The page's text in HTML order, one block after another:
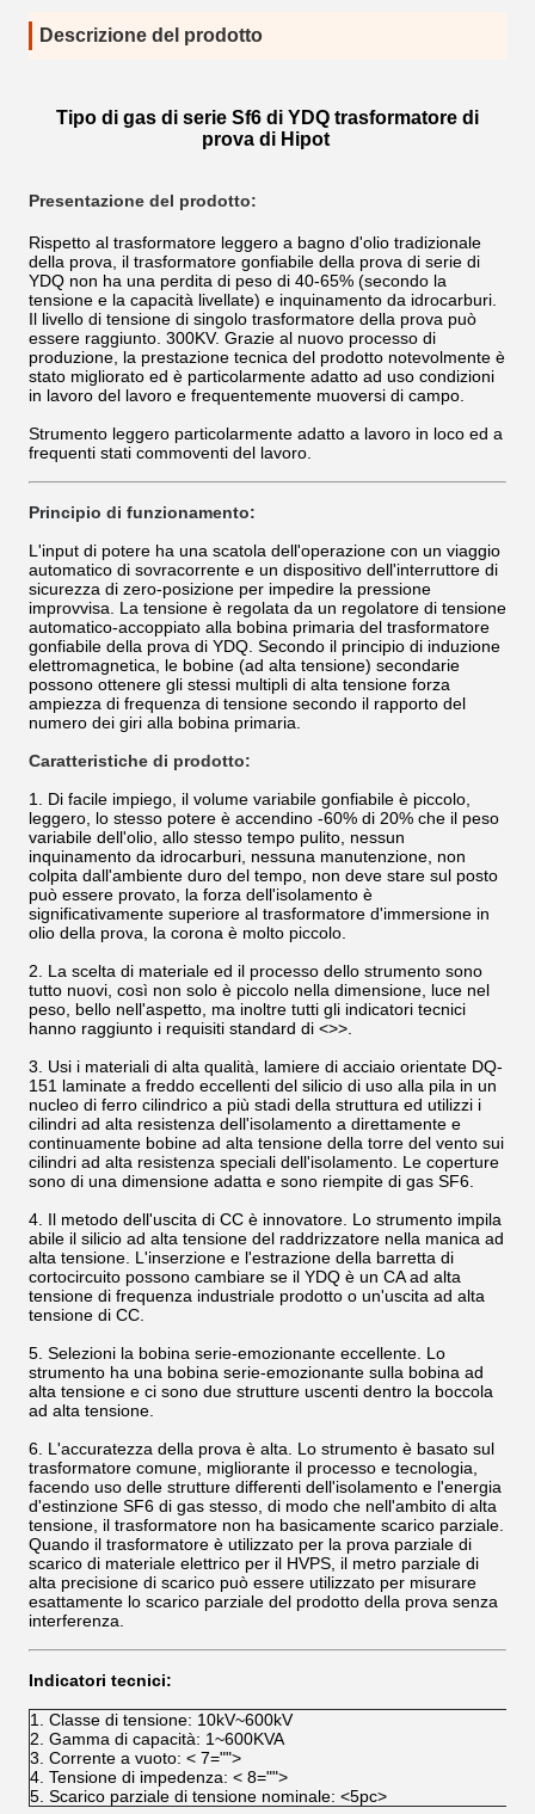
Descrizione del prodotto
Tipo di gas di serie Sf6 di YDQ trasformatore di
prova di Hipot
Presentazione del prodotto:
Rispetto al trasformatore leggero a bagno d'olio tradizionale
della prova, il trasformatore gonfiabile della prova di serie di
YDQ non ha una perdita di peso di 40-65% (secondo la
tensione e la capacità livellate) e inquinamento da idrocarburi.
Il livello di tensione di singolo trasformatore della prova può
essere raggiunto. 300KV. Grazie al nuovo processo di
produzione, la prestazione tecnica del prodotto notevolmente è
stato migliorato ed è particolarmente adatto ad uso condizioni
in lavoro del lavoro e frequentemente muoversi di campo.
Strumento leggero particolarmente adatto a lavoro in loco ed a
frequenti stati commoventi del lavoro.
Principio di funzionamento:
L'input di potere ha una scatola dell'operazione con un viaggio
automatico di sovracorrente e un dispositivo dell'interruttore di
sicurezza di zero-posizione per impedire la pressione
improvvisa. La tensione è regolata da un regolatore di tensione
automatico-accoppiato alla bobina primaria del trasformatore
gonfiabile della prova di YDQ. Secondo il principio di induzione
elettromagnetica, le bobine (ad alta tensione) secondarie
possono ottenere gli stessi multipli di alta tensione forza
ampiezza di frequenza di tensione secondo il rapporto del
numero dei giri alla bobina primaria.
Caratteristiche di prodotto:
1. Di facile impiego, il volume variabile gonfiabile è piccolo,
leggero, lo stesso potere è accendino -60% di 20% che il peso
variabile dell'olio, allo stesso tempo pulito, nessun
inquinamento da idrocarburi, nessuna manutenzione, non
colpita dall'ambiente duro del tempo, non deve stare sul posto
può essere provato, la forza dell'isolamento è
significativamente superiore al trasformatore d'immersione in
olio della prova, la corona è molto piccolo.
2. La scelta di materiale ed il processo dello strumento sono
tutto nuovi, così non solo è piccolo nella dimensione, luce nel
peso, bello nell'aspetto, ma inoltre tutti gli indicatori tecnici
hanno raggiunto i requisiti standard di <>>.
3. Usi i materiali di alta qualità, lamiere di acciaio orientate DQ-
151 laminate a freddo eccellenti del silicio di uso alla pila in un
nucleo di ferro cilindrico a più stadi della struttura ed utilizzi i
cilindri ad alta resistenza dell'isolamento a direttamente e
continuamente bobine ad alta tensione della torre del vento sui
cilindri ad alta resistenza speciali dell'isolamento. Le coperture
sono di una dimensione adatta e sono riempite di gas SF6.
4. Il metodo dell'uscita di CC è innovatore. Lo strumento impila
abile il silicio ad alta tensione del raddrizzatore nella manica ad
alta tensione. L'inserzione e l'estrazione della barretta di
cortocircuito possono cambiare se il YDQ è un CA ad alta
tensione di frequenza industriale prodotto o un'uscita ad alta
tensione di CC.
5. Selezioni la bobina serie-emozionante eccellente. Lo
strumento ha una bobina serie-emozionante sulla bobina ad
alta tensione e ci sono due strutture uscenti dentro la boccola
ad alta tensione.
6. L'accuratezza della prova è alta. Lo strumento è basato sul
trasformatore comune, migliorante il processo e tecnologia,
facendo uso delle strutture differenti dell'isolamento e l'energia
d'estinzione SF6 di gas stesso, di modo che nell'ambito di alta
tensione, il trasformatore non ha basicamente scarico parziale.
Quando il trasformatore è utilizzato per la prova parziale di
scarico di materiale elettrico per il HVPS, il metro parziale di
alta precisione di scarico può essere utilizzato per misurare
esattamente lo scarico parziale del prodotto della prova senza
interferenza.
Indicatori tecnici:
1. Classe di tensione: 10kV~600kV
2. Gamma di capacità: 1~600KVA
3. Corrente a vuoto: < 7="">
4. Tensione di impedenza: < 8="">
5. Scarico parziale di tensione nominale: <5pc>